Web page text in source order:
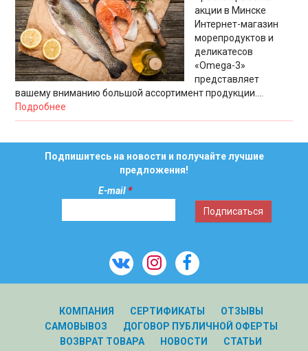
акции в Минске
Интернет-магазин
морепродуктов и
деликатесов
«Omega-3»
представляет
вашему вниманию большой ассортимент продукции....
Подробнее
Подпишитесь на новости и получайте лучшие
предложения!
E-mail*
КОМПАНИЯ СЕРТИФИКАТЫ
ОТЗЫВЫ
САМОВЫВОЗ
ДОГОВОР ПУБЛИЧНОЙ ОФЕРТЫ
ВОЗВРАТ ТОВАРА
НОВОСТИ СТАТЬИ